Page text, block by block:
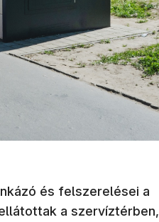
és felszerelései a
a szervíztérben,